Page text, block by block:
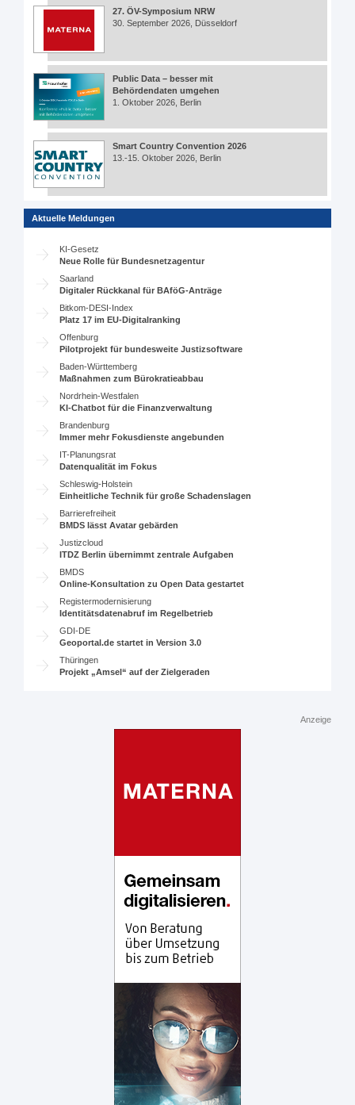
27. ÖV-Symposium NRW
30. September 2026, Düsseldorf
Public Data – besser mit
Behördendaten umgehen
1. Oktober 2026, Berlin
Smart Country Convention 2026
13.-15. Oktober 2026, Berlin
Aktuelle Meldungen
KI-Gesetz
Neue Rolle für Bundesnetzagentur
Saarland
Digitaler Rückkanal für BAföG-Anträge
Bitkom-DESI-Index
Platz 17 im EU-Digitalranking
Offenburg
Pilotprojekt für bundesweite Justizsoftware
Baden-Württemberg
Maßnahmen zum Bürokratieabbau
Nordrhein-Westfalen
KI-Chatbot für die Finanzverwaltung
Brandenburg
Immer mehr Fokusdienste angebunden
IT-Planungsrat
Datenqualität im Fokus
Schleswig-Holstein
Einheitliche Technik für große Schadenslagen
Barrierefreiheit
BMDS lässt Avatar gebärden
Justizcloud
ITDZ Berlin übernimmt zentrale Aufgaben
BMDS
Online-Konsultation zu Open Data gestartet
Registermodernisierung
Identitätsdatenabruf im Regelbetrieb
GDI-DE
Geoportal.de startet in Version 3.0
Thüringen
Projekt „Amsel“ auf der Zielgeraden
Anzeige